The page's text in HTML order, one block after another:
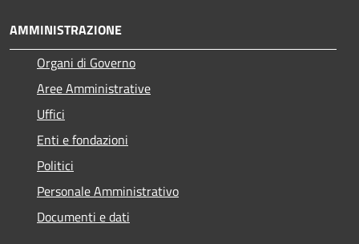
AMMINISTRAZIONE
Organi di Governo
Aree Amministrative
Uffici
Enti e fondazioni
Politici
Personale Amministrativo
Documenti e dati